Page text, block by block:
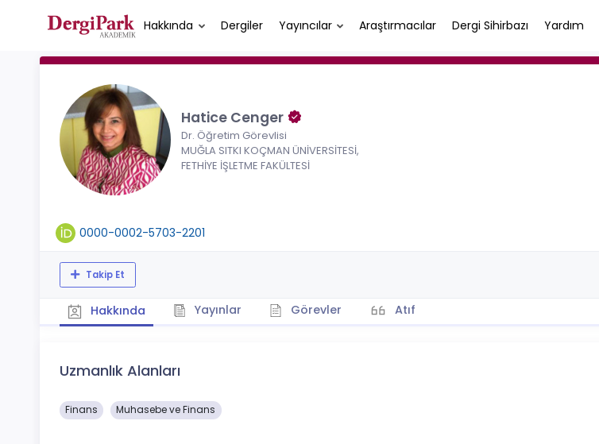
Hakkında Dergiler Yayıncılar Araştırmacılar Dergi Sihirbazı Yardım
Hatice Cenger
Dr. Öğretim Görevlisi
MUĞLA SITKI KOÇMAN ÜNİVERSİTESİ,
FETHİYE İŞLETME FAKÜLTESİ
0000-0002-5703-2201
Takip Et
Hakkında Yayınlar Görevler Atıf
Uzmanlık Alanları
Finans Muhasebe ve Finans